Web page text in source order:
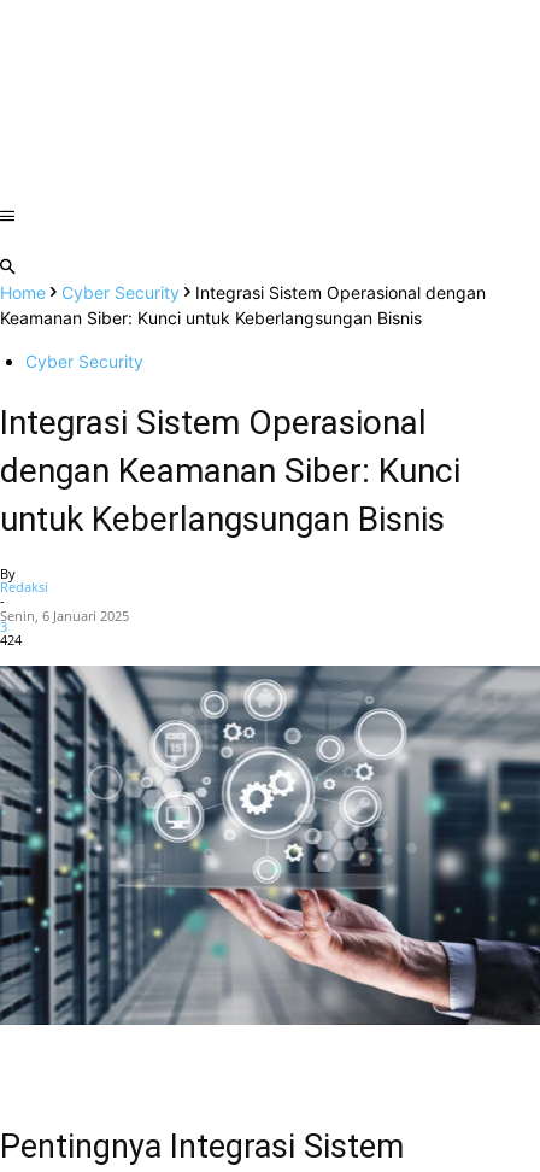
Home Cyber Security
Integrasi Sistem Operasional dengan
Keamanan Siber: Kunci untuk Keberlangsungan Bisnis
Cyber Security
Integrasi Sistem Operasional
dengan Keamanan Siber: Kunci
untuk Keberlangsungan Bisnis
By
Redaksi
-
Senin, 6 Januari 2025
3
424
Pentingnya Integrasi Sistem